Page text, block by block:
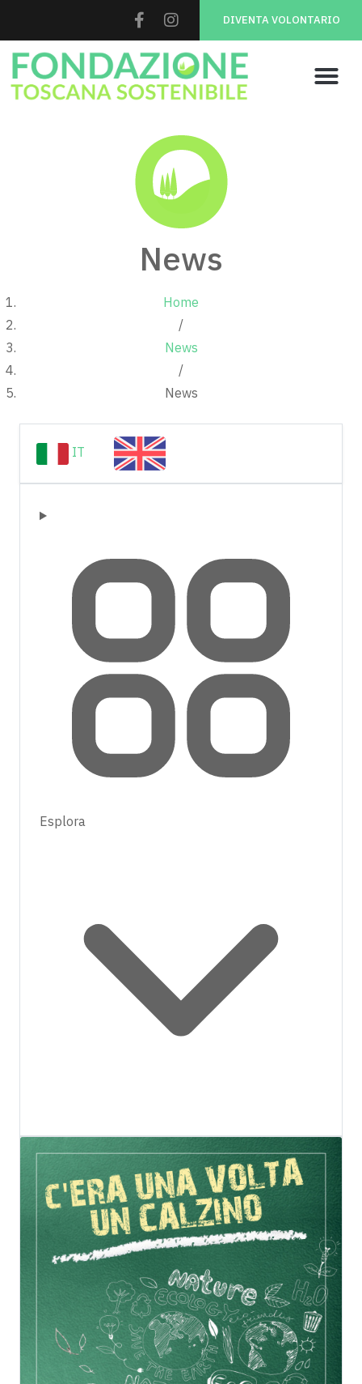
DIVENTA VOLONTARIO
News
Home
/
News
/
News
IT
Esplora